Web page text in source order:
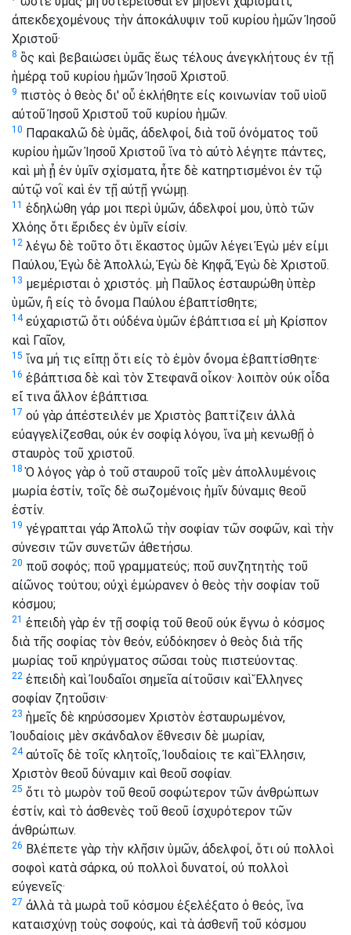
ἀπεκδεχομένους τὴν ἀποκάλυψιν τοῦ κυρίου ἡμῶν Ἰησοῦ
Χριστοῦ·
8 ὃς καὶ βεβαιώσει ὑμᾶς ἕως τέλους ἀνεγκλήτους ἐν τῇ
ἡμέρᾳ τοῦ κυρίου ἡμῶν Ἰησοῦ Χριστοῦ.
9 πιστὸς ὁ θεὸς δι' οὗ ἐκλήθητε εἰς κοινωνίαν τοῦ υἱοῦ
αὐτοῦ Ἰησοῦ Χριστοῦ τοῦ κυρίου ἡμῶν.
10 Παρακαλῶ δὲ ὑμᾶς, ἀδελφοί, διὰ τοῦ ὀνόματος τοῦ
κυρίου ἡμῶν Ἰησοῦ Χριστοῦ ἵνα τὸ αὐτὸ λέγητε πάντες,
καὶ μὴ ᾖ ἐν ὑμῖν σχίσματα, ἦτε δὲ κατηρτισμένοι ἐν τῷ
αὐτῷ νοῒ καὶ ἐν τῇ αὐτῇ γνώμῃ.
11 ἐδηλώθη γάρ μοι περὶ ὑμῶν, ἀδελφοί μου, ὑπὸ τῶν
Χλόης ὅτι ἔριδες ἐν ὑμῖν εἰσίν.
12 λέγω δὲ τοῦτο ὅτι ἕκαστος ὑμῶν λέγει Ἐγὼ μέν εἰμι
Παύλου, Ἐγὼ δὲ Ἀπολλώ, Ἐγὼ δὲ Κηφᾶ, Ἐγὼ δὲ Χριστοῦ.
13 μεμέρισται ὁ χριστός. μὴ Παῦλος ἐσταυρώθη ὑπὲρ
ὑμῶν, ἢ εἰς τὸ ὄνομα Παύλου ἐβαπτίσθητε;
14εὐχαριστῶ ὅτι οὐδένα ὑμῶν ἐβάπτισα εἰ μὴ Κρίσπον
καὶ Γαῖον,
15 ἵνα μή τις εἴπῃ ὅτι εἰς τὸ ἐμὸν ὄνομα ἐβαπτίσθητε·
16 ἐβάπτισα δὲ καὶ τὸν Στεφανᾶ οἶκον· λοιπὸν οὐκ οἶδα
εἴ τινα ἄλλον ἐβάπτισα.
17 οὐ γὰρ ἀπέστειλέν με Χριστὸς βαπτίζειν ἀλλὰ
εὐαγγελίζεσθαι, οὐκ ἐν σοφίᾳ λόγου, ἵνα μὴ κενωθῇ ὁ
σταυρὸς τοῦ χριστοῦ.
18 Ὁ λόγος γὰρ ὁ τοῦ σταυροῦ τοῖς μὲν ἀπολλυμένοις
μωρία ἐστίν, τοῖς δὲ σωζομένοις ἡμῖν δύναμις θεοῦ
ἐστίν.
19 γέγραπται γάρ Ἀπολῶ τὴν σοφίαν τῶν σοφῶν, καὶ τὴν
σύνεσιν τῶν συνετῶν ἀθετήσω.
20 ποῦ σοφός; ποῦ γραμματεύς; ποῦ συνζητητὴς τοῦ
αἰῶνος τούτου; οὐχὶ ἐμώρανεν ὁ θεὸς τὴν σοφίαν τοῦ
κόσμου;
21 ἐπειδὴ γὰρ ἐν τῇ σοφίᾳ τοῦ θεοῦ οὐκ ἔγνω ὁ κόσμος
διὰ τῆς σοφίας τὸν θεόν, εὐδόκησεν ὁ θεὸς διὰ τῆς
μωρίας τοῦ κηρύγματος σῶσαι τοὺς πιστεύοντας.
22 ἐπειδὴ καὶ Ἰουδαῖοι σημεῖα αἰτοῦσιν καὶ Ἕλληνες
σοφίαν ζητοῦσιν·
23 ἡμεῖς δὲ κηρύσσομεν Χριστὸν ἐσταυρωμένον,
Ἰουδαίοις μὲν σκάνδαλον ἔθνεσιν δὲ μωρίαν,
24αὐτοῖς δὲ τοῖς κλητοῖς, Ἰουδαίοις τε καὶ Ἕλλησιν,
Χριστὸν θεοῦ δύναμιν καὶ θεοῦ σοφίαν.
25 ὅτι τὸ μωρὸν τοῦ θεοῦ σοφώτερον τῶν ἀνθρώπων
ἐστίν, καὶ τὸ ἀσθενὲς τοῦ θεοῦ ἰσχυρότερον τῶν
ἀνθρώπων.
26 Βλέπετε γὰρ τὴν κλῆσιν ὑμῶν, ἀδελφοί, ὅτι οὐ πολλοὶ
σοφοὶ κατὰ σάρκα, οὐ πολλοὶ δυνατοί, οὐ πολλοὶ
εὐγενεῖς·
27 ἀλλὰ τὰ μωρὰ τοῦ κόσμου ἐξελέξατο ὁ θεός, ἵνα
καταισχύνῃ τοὺς σοφούς, καὶ τὰ ἀσθενῆ τοῦ κόσμου